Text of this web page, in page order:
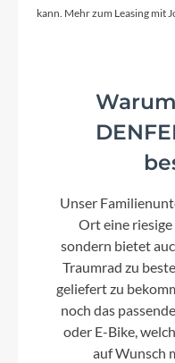
KTM E-
SHIMANO
Green Purple
kann. Mehr zum Leasing mit
Unser
Ort eine
sondern bietet
Traumrad zu
geliefert zu
noch das
oder E-Bike,
auf Wunsch